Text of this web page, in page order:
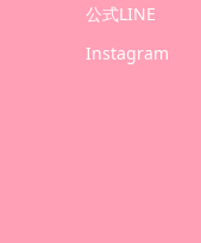
公式LINE
Instagram